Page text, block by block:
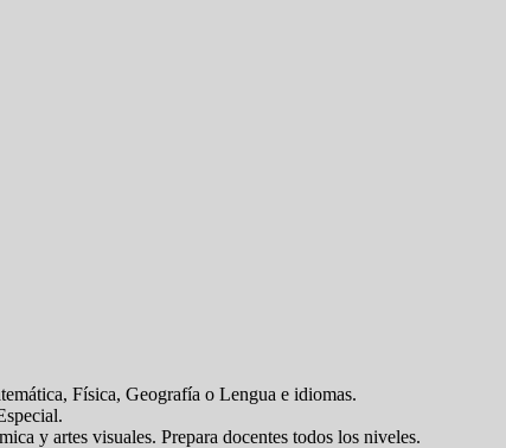
Física, Geografía o Lengua e idiomas.
y artes visuales. Prepara docentes todos los niveles.